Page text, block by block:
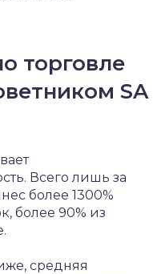
торговле
SA
Всего лишь за
более 1300%
более 90% из
средняя